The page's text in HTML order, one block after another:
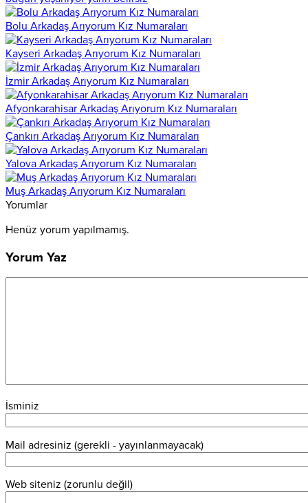
Bolu Arkadaş Arıyorum Kız Numaraları
Kayseri Arkadaş Arıyorum Kız Numaraları
İzmir Arkadaş Arıyorum Kız Numaraları
Afyonkarahisar Arkadaş Arıyorum Kız Numaraları
Çankırı Arkadaş Arıyorum Kız Numaraları
Yalova Arkadaş Arıyorum Kız Numaraları
Muş Arkadaş Arıyorum Kız Numaraları
Yorumlar
Henüz yorum yapılmamış.
Yorum Yaz
İsminiz
Mail adresiniz (gerekli - yayınlanmayacak)
Web siteniz (zorunlu değil)